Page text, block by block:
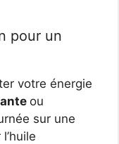
pour un
votre énergie
ou
sur une